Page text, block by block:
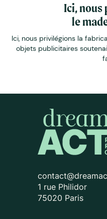
Ici,
le
Ici, nous privilégions la
objets publicitaires
1 rue Philidor
75020 Paris